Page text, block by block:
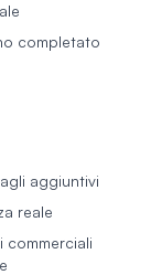
completato
aggiuntivi
reale
commerciali